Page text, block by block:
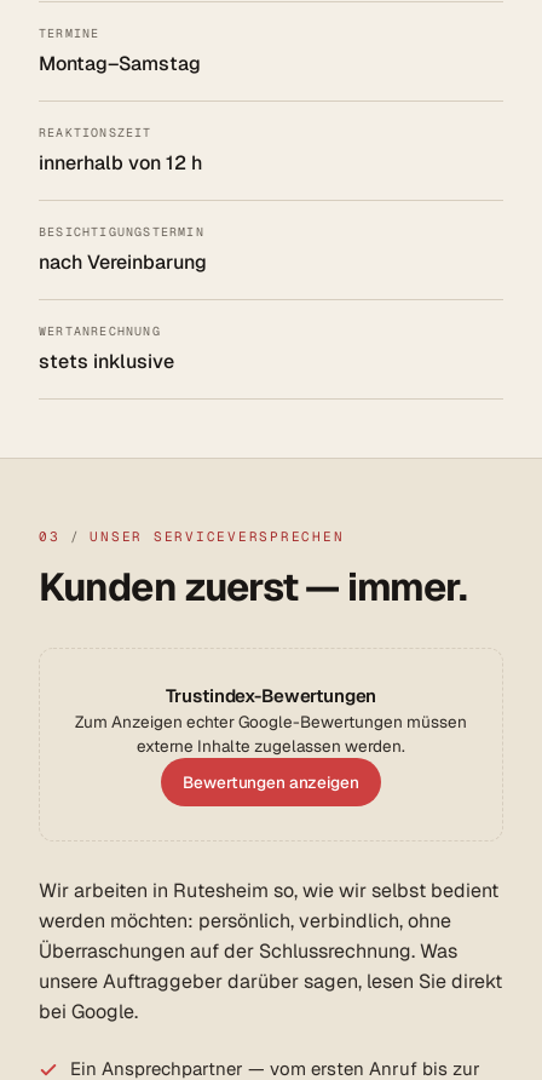
TERMINE
Montag–Samstag
REAKTIONSZEIT
innerhalb von 12 h
BESICHTIGUNGSTERMIN
nach Vereinbarung
WERTANRECHNUNG
stets inklusive
03 / UNSER SERVICEVERSPRECHEN
Kunden zuerst — immer.
Trustindex-Bewertungen
Zum Anzeigen echter Google-Bewertungen müssen
externe Inhalte zugelassen werden.
Bewertungen anzeigen
Wir arbeiten in Rutesheim so, wie wir selbst bedient
werden möchten: persönlich, verbindlich, ohne
Überraschungen auf der Schlussrechnung. Was
unsere Auftraggeber darüber sagen, lesen Sie direkt
bei Google.
Ein Ansprechpartner — vom ersten Anruf bis zur